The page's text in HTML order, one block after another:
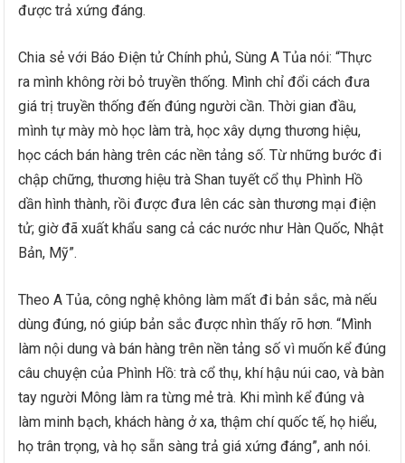
được trả xứng đáng.
Chia sẻ với Báo Điện tử Chính phủ, Sùng A Tủa nói: “Thực
ra mình không rời bỏ truyền thống. Mình chỉ đổi cách đưa
giá trị truyền thống đến đúng người cần. Thời gian đầu,
mình tự mày mò học làm trà, học xây dựng thương hiệu,
học cách bán hàng trên các nền tảng số. Từ những bước đi
chập chững, thương hiệu trà Shan tuyết cổ thụ Phình Hồ
dần hình thành, rồi được đưa lên các sàn thương mại điện
tử; giờ đã xuất khẩu sang cả các nước như Hàn Quốc, Nhật
Bản, Mỹ”.
Theo A Tủa, công nghệ không làm mất đi bản sắc, mà nếu
dùng đúng, nó giúp bản sắc được nhìn thấy rõ hơn. “Mình
làm nội dung và bán hàng trên nền tảng số vì muốn kể đúng
câu chuyện của Phình Hồ: trà cổ thụ, khí hậu núi cao, và bàn
tay người Mông làm ra từng mẻ trà. Khi mình kể đúng và
làm minh bạch, khách hàng ở xa, thậm chí quốc tế, họ hiểu,
họ trân trọng, và họ sẵn sàng trả giá xứng đáng”, anh nói.